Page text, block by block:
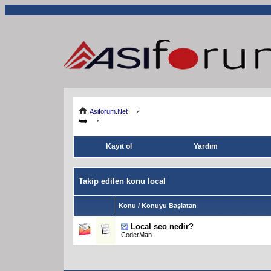
Asiforum.Net
Kayıt ol Yardım
Takip edilen konu local
Konu / Konuyu Başlatan
Local seo nedir?
CoderMan